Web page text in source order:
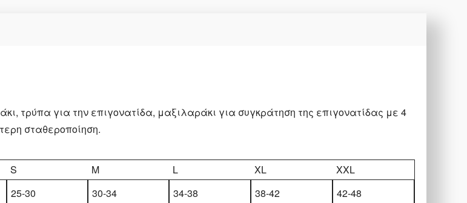
τρύπα για την επιγονατίδα, μαξιλαράκι για συγκράτηση της επιγονατίδας με 4
σταθεροποίηση.
S M L XL
XXL
25-30 30-34 34-38 38-42 42-48